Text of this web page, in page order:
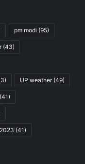
pm modi (95)
(43)
UP weather(49)
(41)
(41)